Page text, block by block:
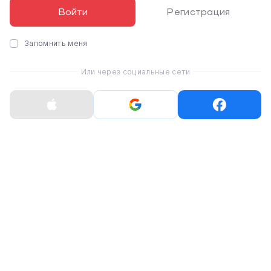
Новая модель предлагает Garmin Pay –
также датчики, в том числе барометрический
подкасты непосредственно в памяти
прослушивающего устройства через Bluetooth
Войти Регистрация
Запомнить меня
Или через социальные сети